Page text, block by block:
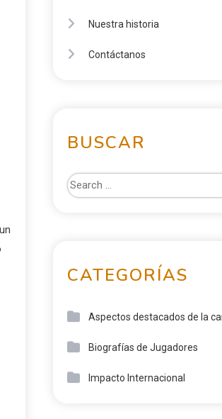
Nuestra historia
Contáctanos
BUSCAR
CATEGORÍAS
Aspectos destacados de la
Biografías de Jugadores
Impacto Internacional